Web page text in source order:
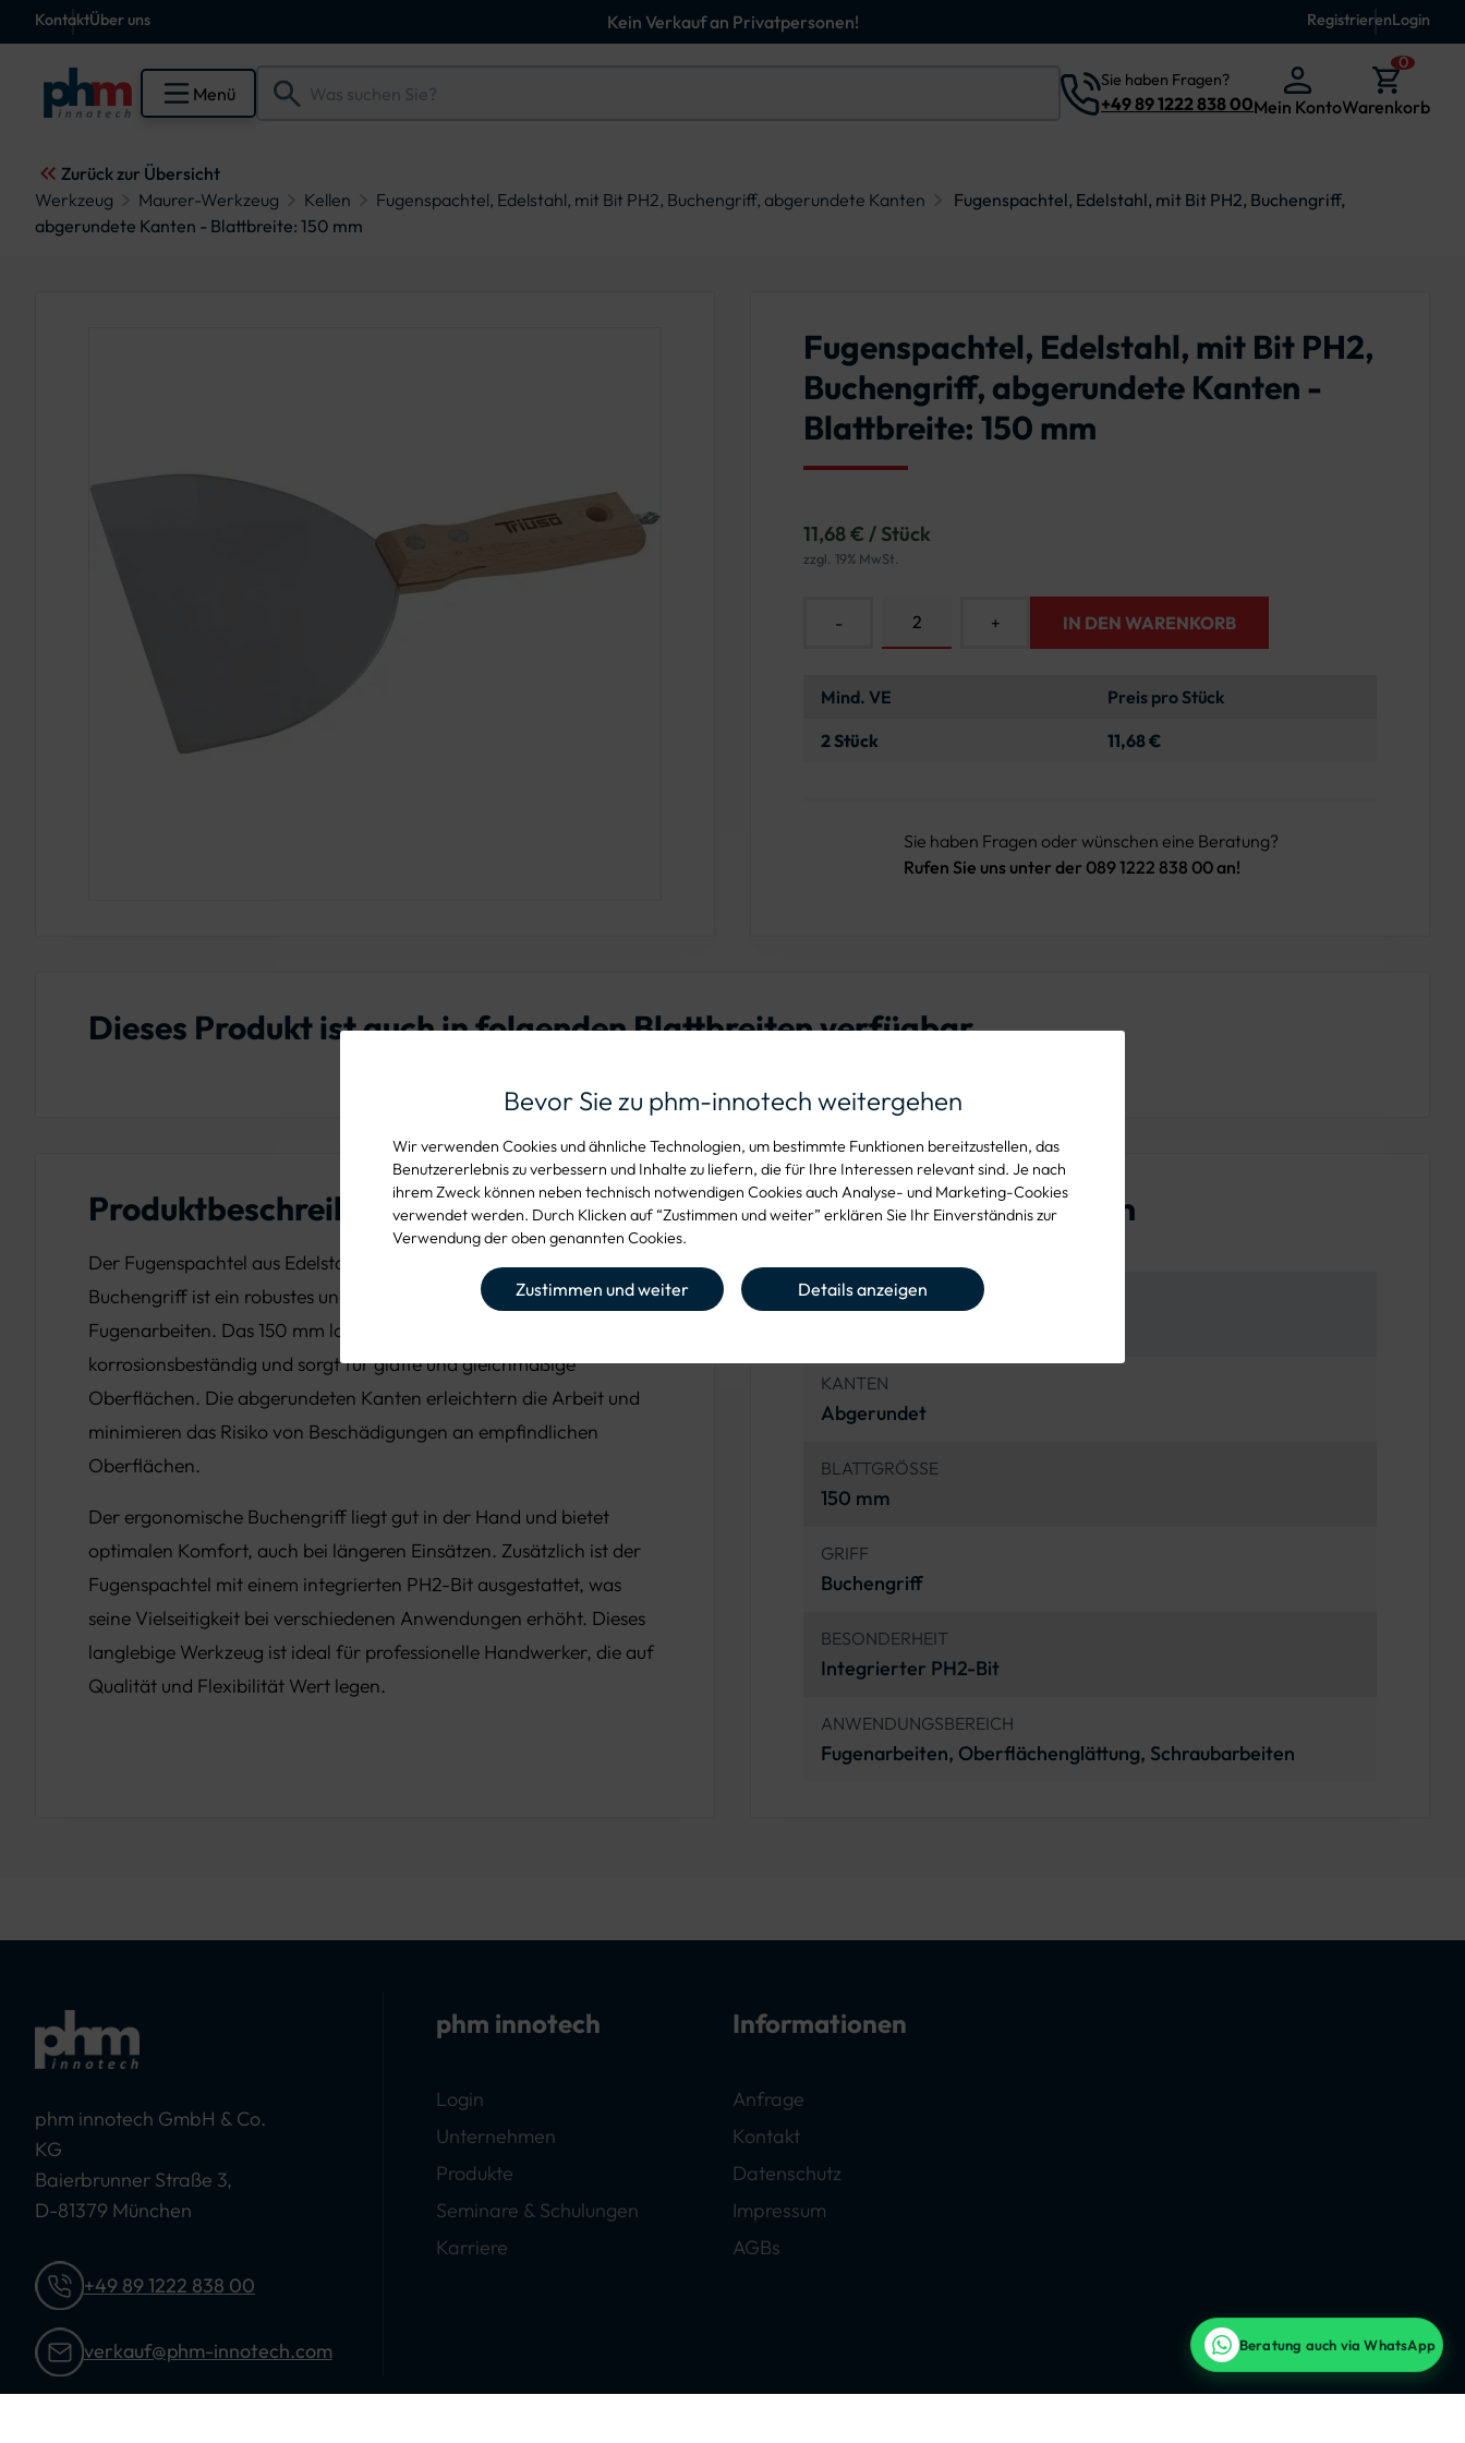
KontaktÜber uns Kein Verkauf an Privatpersonen! RegistrierenLogin
Menü
Sie haben Fragen?
+49 89 1222 838 00Mein Konto
0
Warenkorb
Zurück zur Übersicht
Werkzeug
Maurer-Werkzeug Kellen Fugenspachtel, Edelstahl, mit Bit PH2, Buchengriff, abgerundete Kanten
Fugenspachtel, Edelstahl, mit Bit PH2, Buchengriff,
abgerundete Kanten - Blattbreite: 150 mm
Bevor Sie zu phm-innotech weitergehen
Wir verwenden Cookies und ähnliche Technologien, um bestimmte Funktionen bereitzustellen, das
Benutzererlebnis zu verbessern und Inhalte zu liefern, die für Ihre Interessen relevant sind. Je nach
ihrem Zweck können neben technisch notwendigen Cookies auch Analyse- und Marketing-Cookies
verwendet werden. Durch Klicken auf “Zustimmen und weiter” erklären Sie Ihr Einverständnis zur
Verwendung der oben genannten Cookies.
Zustimmen und weiter Details anzeigen
Fugenspachtel, Edelstahl, mit Bit PH2,
Buchengriff, abgerundete Kanten -
Blattbreite: 150 mm
11,68 € / Stück
zzgl. 19% MwSt.
- + IN DEN WARENKORB
Mind. VE
Preis pro Stück
2 Stück
11,68 €
Sie haben Fragen oder wünschen eine Beratung?
Rufen Sie uns unter der 089 1222 838 00 an!
Dieses Produkt ist auch in folgenden Blattbreiten verfügbar
Produktbeschreibung
Der Fugenspachtel aus Edelstahl mit abgerundeten Kanten und
Buchengriff ist ein robustes und vielseitiges Werkzeug für präzise
Fugenarbeiten. Das 150 mm lange Edelstahlblatt ist
korrosionsbeständig und sorgt für glatte und gleichmäßige
Oberflächen. Die abgerundeten Kanten erleichtern die Arbeit und
minimieren das Risiko von Beschädigungen an empfindlichen
Oberflächen.
Der ergonomische Buchengriff liegt gut in der Hand und bietet
optimalen Komfort, auch bei längeren Einsätzen. Zusätzlich ist der
Fugenspachtel mit einem integrierten PH2-Bit ausgestattet, was
seine Vielseitigkeit bei verschiedenen Anwendungen erhöht. Dieses
langlebige Werkzeug ist ideal für professionelle Handwerker, die auf
Qualität und Flexibilität Wert legen.
Produkteigenschaften
MATERIAL DES BLATTS
KANTEN
Abgerundet
BLATTGRÖSSE
150 mm
GRIFF
Buchengriff
BESONDERHEIT
Integrierter PH2-Bit
ANWENDUNGSBEREICH
Fugenarbeiten, Oberflächenglättung, Schraubarbeiten
phm innotech GmbH & Co.
KG
Baierbrunner Straße 3,
D-81379 München
+49 89 1222 838 00
verkauf@phm-innotech.com
phm innotech
Login
Unternehmen
Produkte
Seminare & Schulungen
Karriere
Informationen
Anfrage
Kontakt
Datenschutz
Impressum
AGBs
Beratung auch via WhatsApp